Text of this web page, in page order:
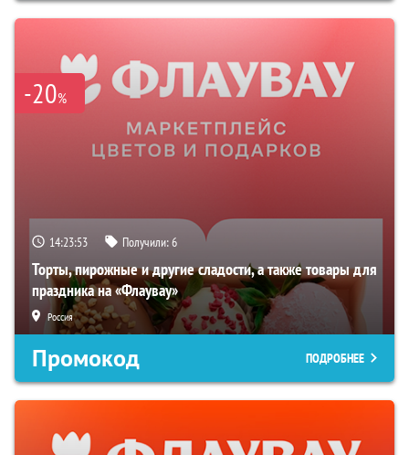
-20%
14:23:52 Получили:6
Торты, пирожные и другие сладости, а также товары для
праздника на «Флаувау»
Россия
Промокод ПОДРОБНЕЕ